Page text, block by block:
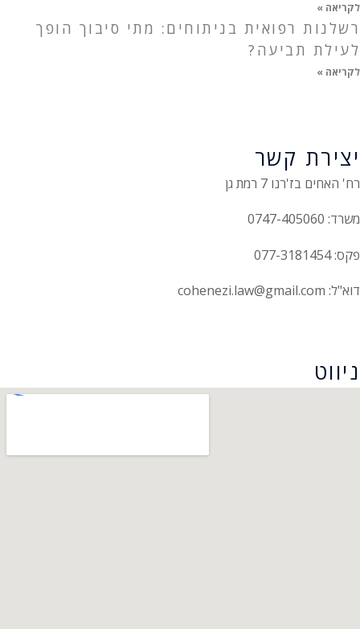
לקריאה »
רשלנות רפואית בניתוחים: מתי סיבוך הופך
לעילת תביעה?
לקריאה »
יצירת קשר
רח' האחים בז'רנו 7 רמת גן
משרד: 0747-405060
פקס: 077-3181454
דוא"ל: cohenezi.law@gmail.com
ניווט